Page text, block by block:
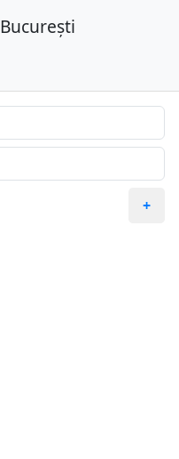
București
+